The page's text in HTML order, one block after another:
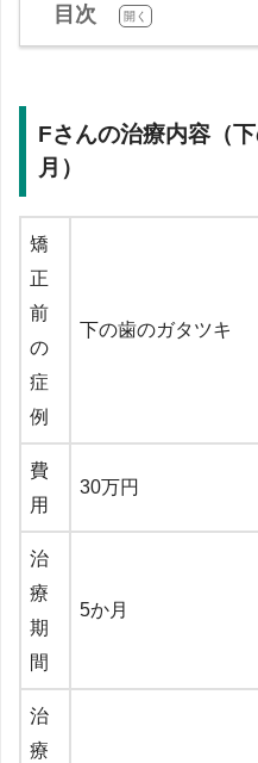
目次 開く
Fさんの治療内容（
月）
矯
正
前
の
症
例
下の歯のガタツキ
費
用
30万円
治
療
期
間
5か月
治
療